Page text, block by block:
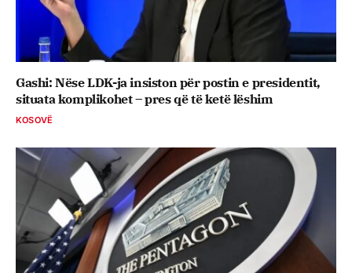
Gashi: Nëse LDK-ja insiston për postin e presidentit,
situata komplikohet – pres që të ketë lëshim
KOSOVË